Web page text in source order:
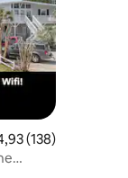
: 4,98 sur 5
moyenne
(138)